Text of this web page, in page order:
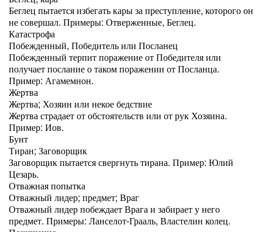
Беглец пытается избегать кары за преступление, которого он
не совершал. Примеры: Отверженные, Беглец.
Катастрофа
Побежденный, Победитель или Посланец
Побежденный терпит поражение от Победителя или
получает послание о таком поражении от Посланца.
Пример: Агамемнон.
Жертва
Жертва; Хозяин или некое бедствие
Жертва страдает от обстоятельств или от рук Хозяина.
Пример: Иов.
Бунт
Тиран; Заговорщик
Заговорщик пытается свергнуть тирана. Пример: Юлий
Цезарь.
Отважная попытка
Отважный лидер; предмет; Враг
Отважный лидер побеждает Врага и забирает у него
предмет. Примеры: Ланселот-Грааль, Властелин колец.